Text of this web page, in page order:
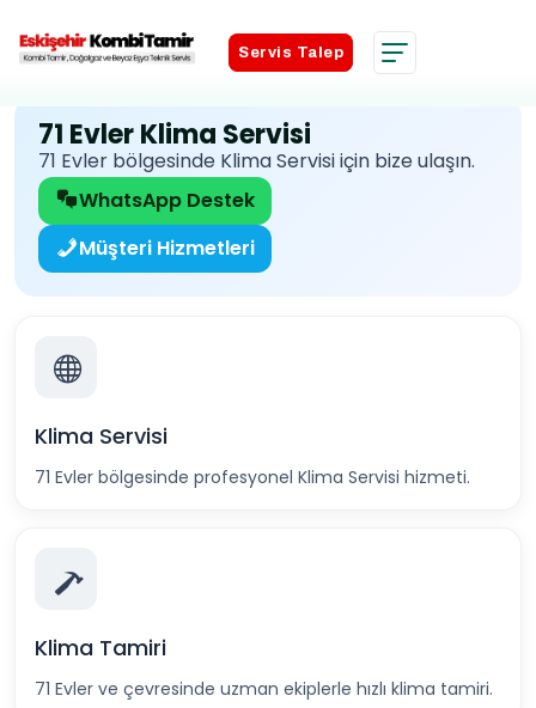
Servis Talep
Servis Talep
71 Evler Klima Servisi
71 Evler bölgesinde Klima Servisi için bize ulaşın.
WhatsApp Destek
Müşteri Hizmetleri
Klima Servisi
71 Evler bölgesinde profesyonel Klima Servisi hizmeti.
Klima Tamiri
71 Evler ve çevresinde uzman ekiplerle hızlı klima tamiri.